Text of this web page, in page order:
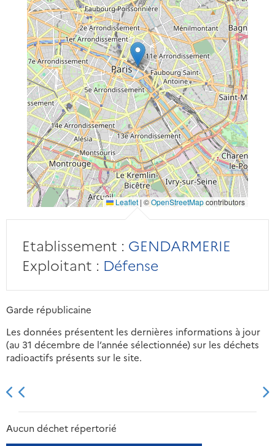
Leaflet | ©OpenStreetMapcontributors
Etablissement : GENDARMERIE
Exploitant : Défense
Garde républicaine
Les données présentent les dernières informations à jour
(au 31 décembre de l’année sélectionnée) sur les déchets
radioactifs présents sur le site.
2013 2014
Aucun déchet répertorié